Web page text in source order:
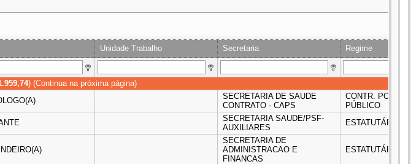
Unidade Trabalho Secretaria Regime
) (Continua na próxima página)
SECRETARIA DE SAUDE
CONTRATO - CAPS
CONTR. POR
PÚBLICO
SECRETARIA SAUDE/PSF-
AUXILIARES
ESTATUTÁRIO
SECRETARIA DE
ADMINISTRACAO E
FINANCAS
ESTATUTÁRIO